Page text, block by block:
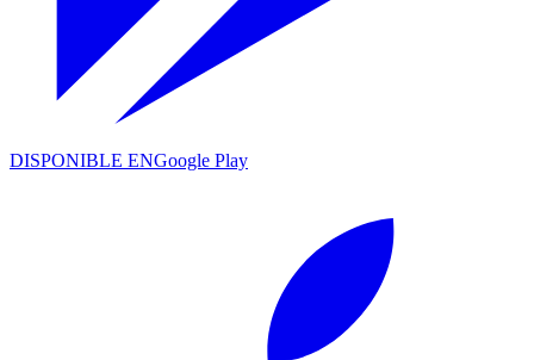
DISPONIBLE ENGoogle Play